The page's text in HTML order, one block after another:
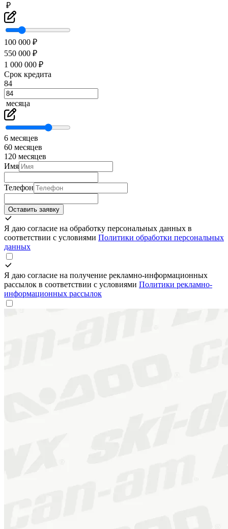
₽
100 000 ₽
550 000 ₽
1 000 000 ₽
Срок кредита
84
месяца
6 месяцев
60 месяцев
120 месяцев
Имя
Телефон
Оставить заявку
Я даю согласие на обработку персональных данных в
соответствии с условиями Политики обработки персональных
данных
Я даю согласие на получение рекламно-информационных
рассылок в соответствии с условиями Политики рекламно-
информационных рассылок